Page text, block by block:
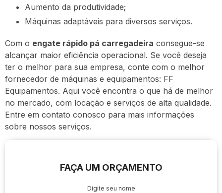
Aumento da produtividade;
Máquinas adaptáveis para diversos serviços.
Com o engate rápido pá carregadeira consegue-se
alcançar maior eficiência operacional. Se você deseja
ter o melhor para sua empresa, conte com o melhor
fornecedor de máquinas e equipamentos: FF
Equipamentos. Aqui você encontra o que há de melhor
no mercado, com locação e serviços de alta qualidade.
Entre em contato conosco para mais informações
sobre nossos serviços.
FAÇA UM ORÇAMENTO
Digite seu nome